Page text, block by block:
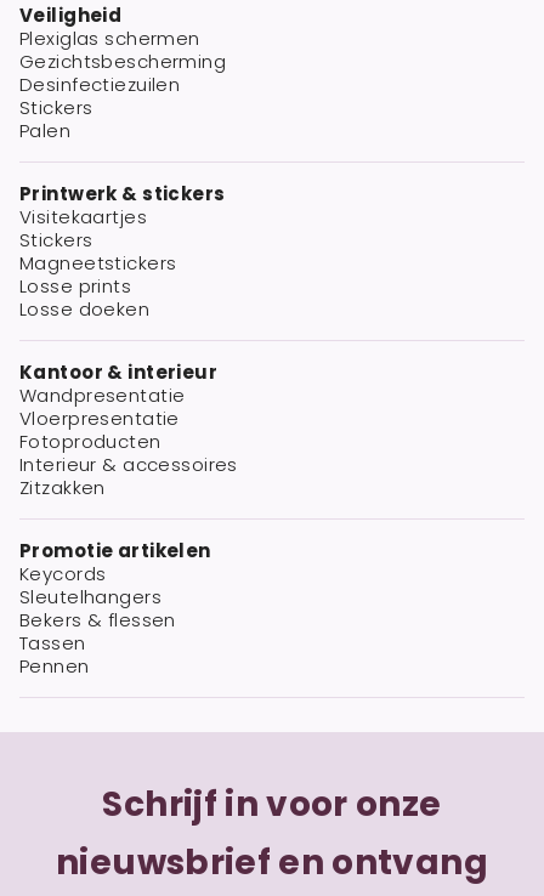
Veiligheid
Plexiglas schermen
Gezichtsbescherming
Desinfectiezuilen
Stickers
Palen
Printwerk & stickers
Visitekaartjes
Stickers
Magneetstickers
Losse prints
Losse doeken
Kantoor & interieur
Wandpresentatie
Vloerpresentatie
Fotoproducten
Interieur & accessoires
Zitzakken
Promotie artikelen
Keycords
Sleutelhangers
Bekers & flessen
Tassen
Pennen
Schrijf in voor onze
nieuwsbrief en ontvang